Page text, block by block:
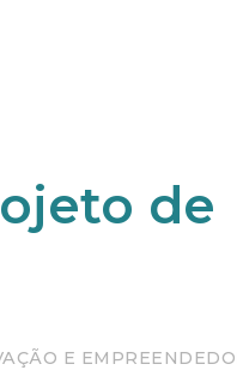
de
E